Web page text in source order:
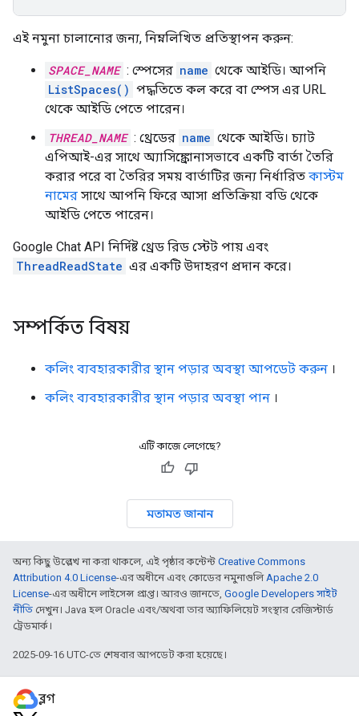
এই নমুনা চালানোর জন্য, নিম্নলিখিত প্রতিস্থাপন করুন:
SPACE_NAME : স্পেসের name থেকে আইডি। আপনি
ListSpaces() পদ্ধতিতে কল করে বা স্পেস এর URL
থেকে আইডি পেতে পারেন।
THREAD_NAME : থ্রেডের name থেকে আইডি। চ্যাট
এপিআই-এর সাথে অ্যাসিঙ্ক্রোনাসভাবে একটি বার্তা তৈরি
করার পরে বা তৈরির সময় বার্তাটির জন্য নির্ধারিত কাস্টম
নামের সাথে আপনি ফিরে আসা প্রতিক্রিয়া বডি থেকে
আইডি পেতে পারেন।
Google Chat API নির্দিষ্ট থ্রেড রিড স্টেট পায় এবং
ThreadReadState এর একটি উদাহরণ প্রদান করে।
সম্পর্কিত বিষয়
কলিং ব্যবহারকারীর স্থান পড়ার অবস্থা আপডেট করুন ।
কলিং ব্যবহারকারীর স্থান পড়ার অবস্থা পান ।
এটি কাজে লেগেছে?
মতামত জানান
অন্য কিছু উল্লেখ না করা থাকলে, এই পৃষ্ঠার কন্টেন্ট Creative Commons
Attribution 4.0 License-এর অধীনে এবং কোডের নমুনাগুলিApache 2.0
License-এর অধীনে লাইসেন্স প্রাপ্ত। আরও জানতে, Google Developers সাইট
নীতি দেখুন। Java হল Oracle এবং/অথবা তার অ্যাফিলিয়েট সংস্থার রেজিস্টার্ড
ট্রেডমার্ক।
2025-09-16 UTC-তে শেষবার আপডেট করা হয়েছে।
ব্লগ